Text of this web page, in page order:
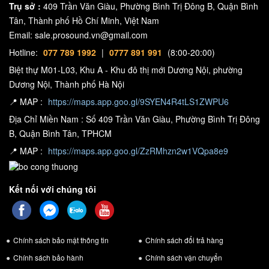
Quản lý nguồn kuledy X108 là thiết bị giúp bật tắt các thiết bị theo
trình tự, bảo vệhệ thống âm thanh, làm tăng tuổi thọ của sản
phẩm giúp phát hiện quá áp và báo động đến người dùng. Kuledy
X108 dễ dàng vận hành và có nhiều lợi thế vượt trội sẽ không làm
bạn thất vọng
Cục đẩy 4 kênh 4Acoustic SQ2404
Cục đẩy 4Acoustic SQ2404 với mạch thiết kế class H, nguồn biến
áp xuyến giúp cho công suất hoạt động bền bỉ không bị hụt công
suất kể cả khi điện áp yếu. Tự động ngắt rơ le khi xảy ra lỗi kể cả bị
chập dây loa cũng tự động ngắt để bảo vệ mạch công suất và loa.
Cục đẩy có 4 kênh tương ứng mỗi kênh 600W ở chế độ 8ohm giúp
cho loa hoạt động đạt đủ công suất. Độ nhạy đầu vào
0,775V/1V/1,4V với công suất tiêu thụ lớn mang lại chất lượng âm
thanh ổn định, trong suốt, dải động cao và độ méo tiếng thấp.
Nguồn điện vận hành: 230V (+/-10%), 50-60Hz (Bản USA 110V)
Trụ sở : 409 Trần Văn Giàu, Phường Bình Trị Đông B, Quận Bình
Tân, Thành phố Hồ Chí Minh, Việt Nam
Email: sale.prosound.vn@gmail.com
Hotline: 077 789 1992 | 0777 891 991 (8:00-20:00)
Biệt thự M01-L03, Khu A - Khu đô thị mới Dương Nội, phường
Dương Nội, Thành phố Hà Nội
📍 MAP : https://maps.app.goo.gl/9SYEN4R4tLS1ZWPU6
Địa Chỉ Miền Nam : Số 409 Trần Văn Giàu, Phường Bình Trị Đông
B, Quận Bình Tân, TPHCM
📍 MAP : https://maps.app.goo.gl/ZzRMhzn2w1VQpa8e9
Kết nối với chúng tôi
Chính sách bảo mật thông tin
Chính sách đổi trả hàng
Chính sách bảo hành
Chính sách vận chuyển